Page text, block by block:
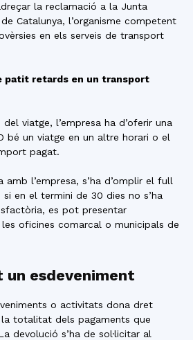
la reclamació a la Junta
Catalunya, l’organisme competent
en els serveis de transport
patit retards en un transport
viatge, l’empresa ha d’oferir una
bé un viatge en un altre horari o el
pagat.
amb l’empresa, s’ha d’omplir el full
en el termini de 30 dies no s’ha
es pot presentar
oficines comarcal o municipals de
un esdeveniment
o activitats dona dret
totalitat dels pagaments que
devolució s’ha de sol·licitar al